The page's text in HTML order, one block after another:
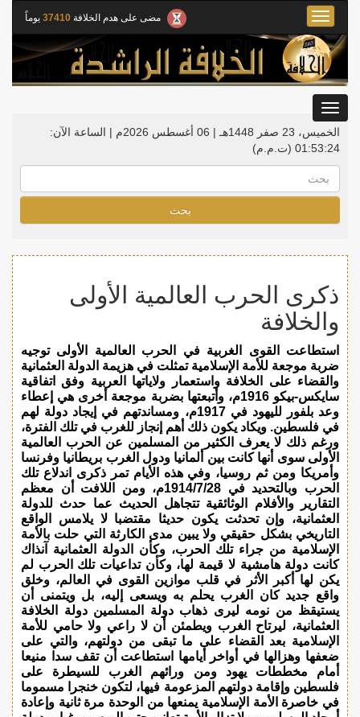
مضى على هدم الخلافة 37410 يوماً
Toggle
navigation
الخميس، 23 صفر 1448هـ | 06 أغسطس 2026م |
الساعة الآن:
01:53:25 (ت.م.م)
بحث
ذكرى الحرب العالمية الأولى
والخلافة
استطاعت القوى الغربية في الحرب العالمية الأولى توجيه
ضربة موجعة للأمة الإسلامية تمثلت في هزيمة الدولة العثمانية
والقضاء على الخلافة واستعمار ولاياتها العربية وفق اتفاقية
سايكس-بيكو 1916م، وأتبعتها بضربة موجعة أخرى هي إعطاء
وعد بلفور لليهود في 1917م، ومساندتهم في إيجاد دولة لهم
في فلسطين. ويكاد يكون ذلك أهم إنجاز للغرب في تلك الفترة،
ورغم ذلك لا يعرف الكثير من المسلمين عن الحرب العالمية
الأولى سوى أنها كانت بين ألمانيا ودول الغرب بريطانيا وفرنسا
وأمريكا ومن ثم روسيا، وفي هذه الأيام تمر ذكرى اندلاع تلك
الحرب وبالتحديد في 1914/7/28م، ومن اللافت أن معظم
التقارير والأفلام الوثائقية تتجاهل الحديث عما حدث للدولة
العثمانية، وإن تحدثت يكون حديثا مقتضبا لا يلامس الواقع
التاريخي بشكل حقيقي ولا يبين مدى الكارثة التي حلت بالأمة
الإسلامية من جراء تلك الحرب، وكأن الدولة العثمانية آنذاك
كانت دولة هامشية لا قيمة لها، وكأن تداعيات تلك الحرب لم
يكن لها أكبر الأثر في قلب موازين القوى في العالم، وخلق
واقع جديد كان الغرب يحلم به ويسعى إليه، بل ويتمنى أن
يستيقظ من نومه ليرى ذهاب دولة المسلمين دولة الخلافة
العثمانية، ليرتاح الغرب ويطمئن أن لا راعي ولا حامي للأمة
الإسلامية بعد القضاء على ما تبقى من دولتهم، والتي على
ضعفها وهزالها في أواخر أيامها استطاعت أن تقف سدا منيعا
أمام مخططات يهود ومن ورائهم الغرب للسيطرة على
فلسطين وإقامة دولتهم المزعومة فيها، لتكون خنجرا مسموما
في خاصرة الأمة الإسلامية يمنعها من الوحدة مرة ثانية وإعادة